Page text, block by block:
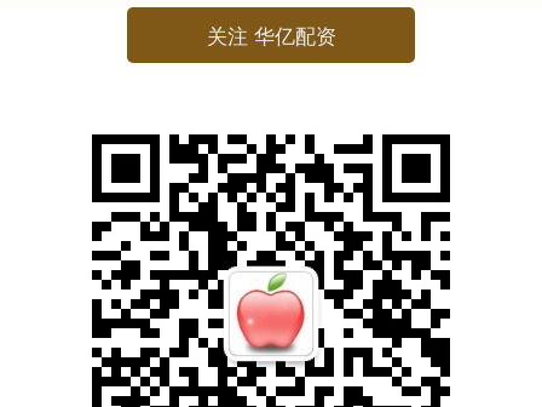
关注 华亿配资